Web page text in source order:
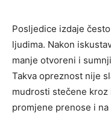
Posljedice izdaje
ljudima. Nakon
manje otvoreni i
Takva opreznost nije
mudrosti stečene kroz
promjene prenose i